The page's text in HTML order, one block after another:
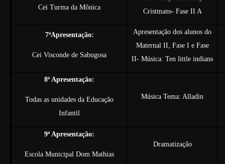
Cei Turma da Mônica
Cristmans- Fase II A
7ªApresentação:
Cei Visconde de Sabugosa
Apresentação dos alunos do
Maternal II, Fase I e Fase
II- Música: Ten little indians
8ª Apresentação:
Todas as unidades da Educação
Infantil
Música Tema: Alladin
9ª Apresentação:
Escola Municipal Dom Mathias
Dramatização